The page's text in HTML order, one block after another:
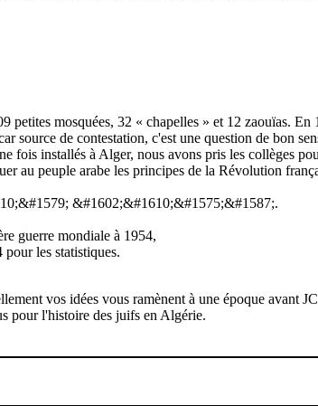
petites mosquées, 32 « chapelles » et 12 zaouïas.
source de contestation, c'est une question de bon
fois installés à Alger, nous avons pris les collèges
au peuple arabe les principes de la Révolution
&#1602;&#1610;&#1575;&#1587;.
guerre mondiale à 1954,
les statistiques.
vos idées vous ramènent à une époque avant
pour l'histoire des juifs en Algérie.